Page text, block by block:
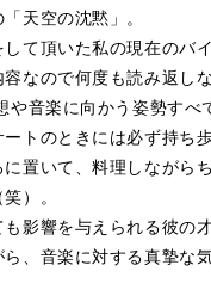
天空の沈黙」。
て頂いた私の現在のバ
なので何度も読み返し
音楽に向かう姿勢すべ
トのときには必ず持ち
置いて、料理しながら
）。
影響を与えられる彼の
、音楽に対する真摯な